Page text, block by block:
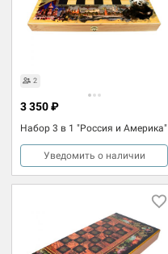
2
Набор 3 в 1 "Россия и Америка"
3 350 ₽
Уведомить о наличии